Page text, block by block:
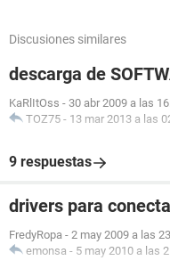
Discusiones similares
descarga de
KaRlItOss - 30 abr 2009 a las
TOZ75 - 13 mar 2013 a las
9 respuestas
drivers para
FredyRopa - 2 may 2009 a las
emonsa - 5 may 2010 a las